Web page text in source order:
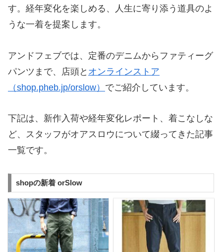
す。経年変化を楽しめる、人生に寄り添う道具のよ
うな一着を提案します。
アンドフェブでは、定番のデニムからファティーグ
パンツまで、店頭と オンラインストア
（shop.pheb.jp/orslow） でご紹介しています。
下記は、新作入荷や経年変化レポート、着こなしな
ど、スタッフがオアスロウについて綴ってきた記事
一覧です。
shopの新着 orSlow